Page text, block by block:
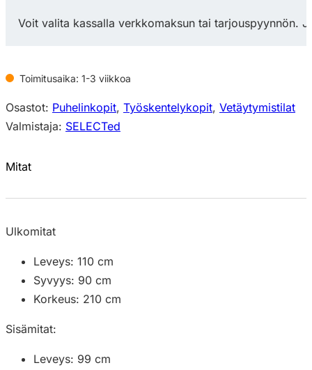
Voit valita kassalla verkkomaksun tai tarjouspyynnön.
Toimitusaika: 1-3 viikkoa
Osastot: Puhelinkopit, Työskentelykopit, Vetäytymistilat
Valmistaja: SELECTed
Mitat
Ulkomitat
Leveys: 110 cm
Syvyys: 90 cm
Korkeus: 210 cm
Sisämitat:
Leveys: 99 cm